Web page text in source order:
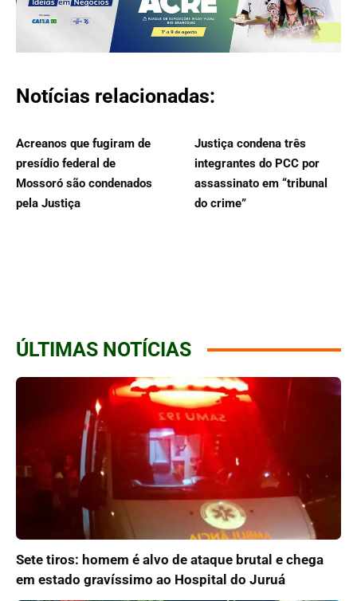
Notícias relacionadas:
Acreanos que fugiram de
presídio federal de
Mossoró são condenados
pela Justiça
Justiça condena três
integrantes do PCC por
assassinato em “tribunal
do crime”
ÚLTIMAS NOTÍCIAS
Sete tiros: homem é alvo de ataque brutal e chega
em estado gravíssimo ao Hospital do Juruá